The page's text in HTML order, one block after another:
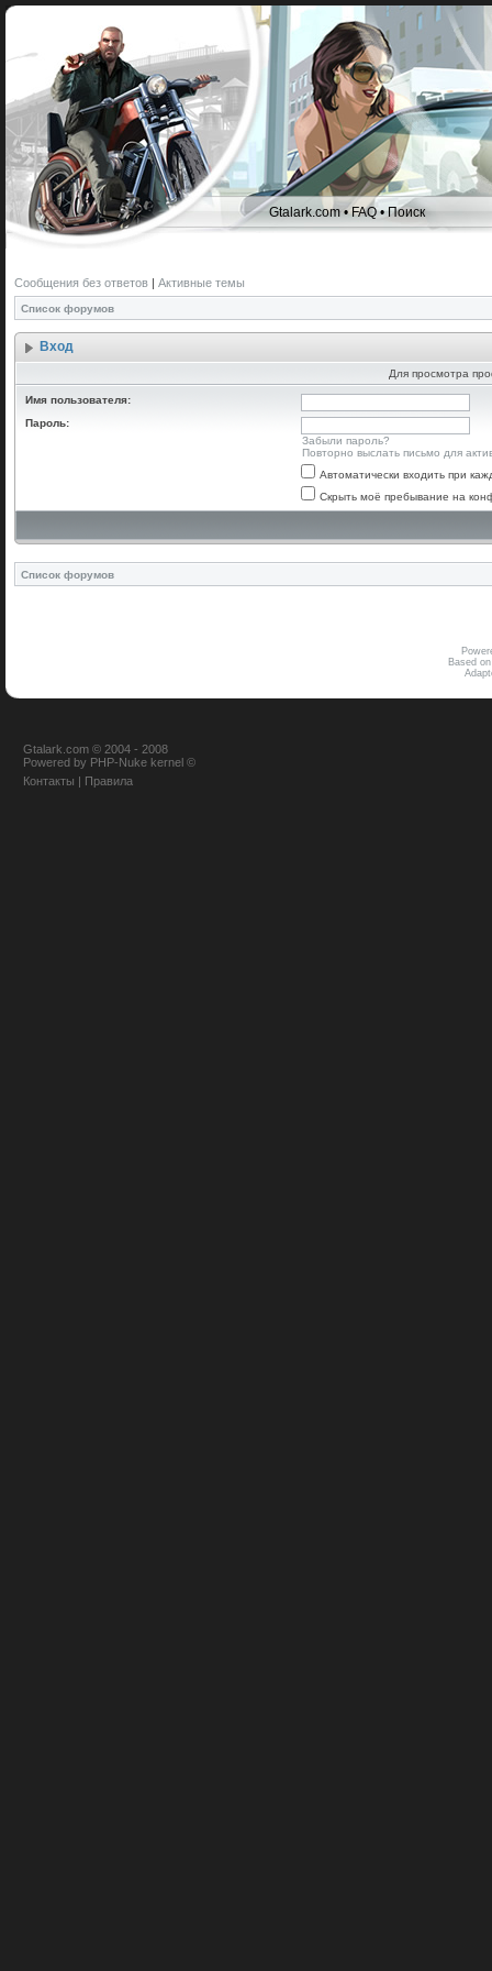
Gtalark.com •FAQ•Поиск
Сообщения без ответов | Активные темы
Список форумов
Вход
Для просмотра
Имя пользователя:
Пароль:
Забыли пароль?
Повторно выслать письмо для
Автоматически входить при
Скрыть моё пребывание на
Список форумов
Based
Gtalark.com © 2004 - 2008
Powered by PHP-Nuke kernel ©
Контакты | Правила